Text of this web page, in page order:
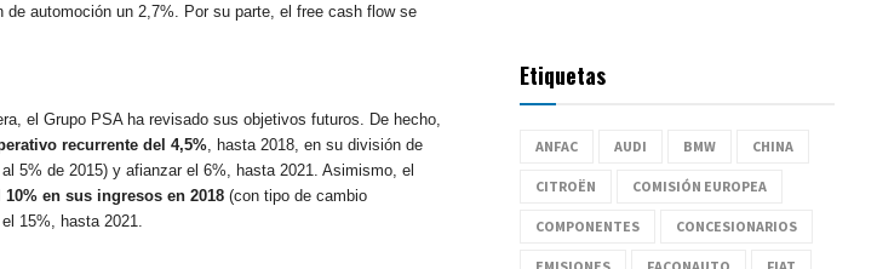
automoción un 2,7%. Por su parte, el free cash flow se
el Grupo PSA ha revisado sus objetivos futuros. De hecho,
recurrente del 4,5%, hasta 2018, en su división de
5% de 2015) y afianzar el 6%, hasta 2021. Asimismo, el
en sus ingresos en 2018 (con tipo de cambio
15%, hasta 2021.
Etiquetas
ANFAC AUDI BMW CHINA
CITROËN COMISIÓN EUROPEA
COMPONENTES CONCESIONARIOS